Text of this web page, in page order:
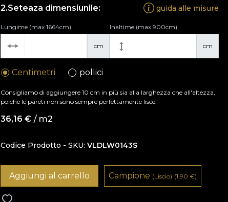
Seteaza dimensiunile: guida alle misure
cm
Lungime (max 1664cm)
cm
Inaltime (max 900cm)
Centimetri pollici
Consigliamo di aggiungere 10 cm in più sia alla larghezza che all'altezza,
poiché le pareti non sono sempre perfettamente lisce.
36,16€ / m2
Codice Prodotto - SKU VLDLW0143S
Aggiungi al carrello Campione (Liscio) (1,90€)